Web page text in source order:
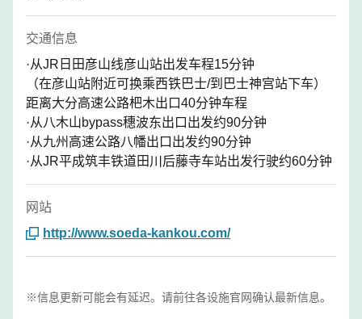
交通信息
·从JR日田彦山线彦山站出发车程15分钟
（在彦山站附近可换乘西铁巴士/到巴士神宫站下车）
距离大分高速公路杷木出口40分钟车程
·从八木山bypass穗波东出口出发约90分钟
·从九州高速公路八幡出口出发约90分钟
·从JR平成筑丰铁道田川后藤寺车站出发行驶约60分钟
网站
http://www.soeda-kankou.com/
※信息更新可能会有延迟。请前往各设施官网确认最新信息。